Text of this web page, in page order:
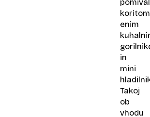
enim
in
mini
Takoj
ob
vhodu